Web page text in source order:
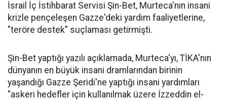
İsrail İç İstihbarat Servisi Şin-Bet, Murteca'nın insani
krizle pençeleşen Gazze'deki yardım faaliyetlerine,
"teröre destek" suçlaması getirmişti.
Şin-Bet yaptığı yazılı açıklamada, Murteca'yı, TİKA'nın
dünyanın en büyük insani dramlarından birinin
yaşandığı Gazze Şeridi'ne yaptığı insani yardımları
"askeri hedefler için kullanılmak üzere İzzeddin el-